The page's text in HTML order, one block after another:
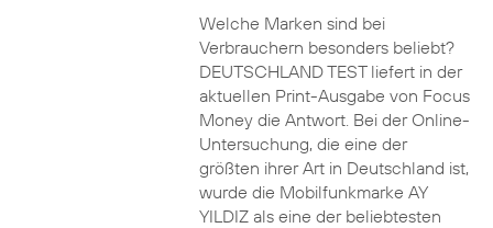
Welche Marken sind bei
Verbrauchern besonders beliebt?
DEUTSCHLAND TEST liefert in der
aktuellen Print-Ausgabe von Focus
Money die Antwort. Bei der Online-
Untersuchung, die eine der
größten ihrer Art in Deutschland ist,
wurde die Mobilfunkmarke AY
YILDIZ als eine der beliebtesten